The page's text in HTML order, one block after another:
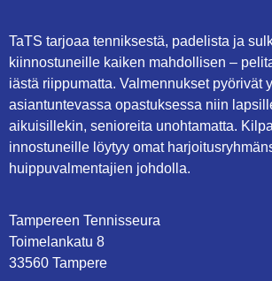
TaTS tarjoaa tenniksestä, padelista ja
kiinnostuneille kaiken mahdollisen –
iästä riippumatta. Valmennukset pyörivät
asiantuntevassa opastuksessa niin
aikuisillekin, senioreita unohtamatta.
innostuneille löytyy omat
huippuvalmentajien johdolla.
Tampereen Tennisseura
Toimelankatu 8
33560 Tampere